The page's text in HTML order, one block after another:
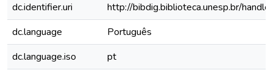
dc.identifier.uri
http://bibdig.biblioteca.unesp.br/
dc.language
Português
dc.language.iso
pt